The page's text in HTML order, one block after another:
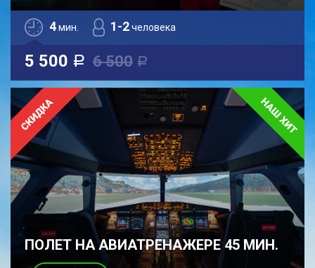
4мин. 1-2человека
5 500 a 6 500 a
ПОЛЕТ НА АВИАТРЕНАЖЕРЕ 45 МИН.